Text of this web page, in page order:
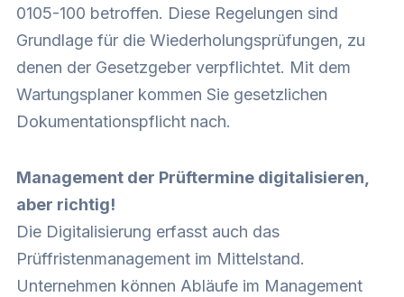
0105-100 betroffen. Diese Regelungen sind
Grundlage für die Wiederholungsprüfungen, zu
denen der Gesetzgeber verpflichtet. Mit dem
Wartungsplaner kommen Sie gesetzlichen
Dokumentationspflicht nach.
Management der Prüftermine digitalisieren,
aber richtig!
Die Digitalisierung erfasst auch das
Prüffristenmanagement im Mittelstand.
Unternehmen können Abläufe im Management